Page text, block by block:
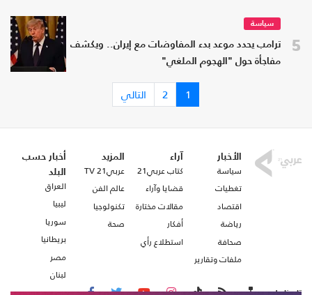
5
سياسة
ترامب يحدد موعد بدء المفاوضات مع إيران.. ويكشف
مفاجأة حول "الهجوم الملغي"
1
2 التالي
الأخبار
سياسة
تغطيات
اقتصاد
رياضة
صحافة
ملفات وتقارير
آراء
كتاب عربي21
قضايا وآراء
مقالات مختارة
أفكار
استطلاع رأي
المزيد
عربي21 TV
عالم الفن
تكنولوجيا
صحة
أخبار حسب
البلد
العراق
ليبيا
سوريا
بريطانيا
مصر
لبنان